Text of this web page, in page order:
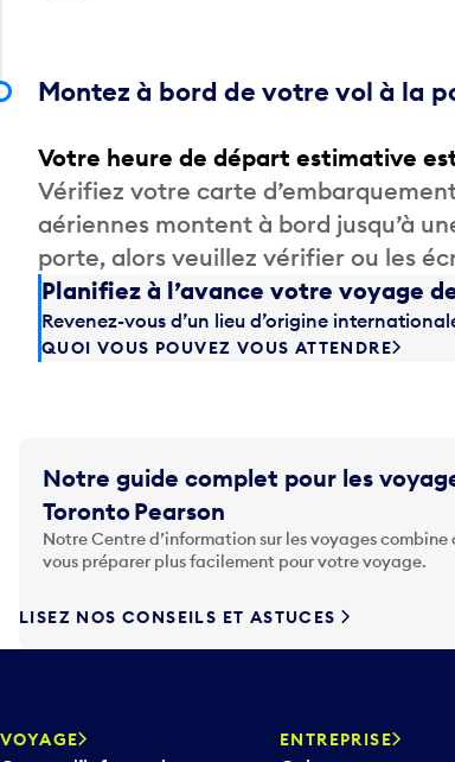
Montez à bord de votre vol à la
Votre heure de départ estimative
Vérifiez votre carte
aériennes montent à bord jusqu’à
porte, alors veuillez vérifier ou les
Planifiez à l’avance votre voyage
Revenez-vous d’un lieu d’origine
QUOI VOUS POUVEZ VOUS ATTENDRE
Notre guide complet pour les
Toronto Pearson
Notre Centre d’information sur les voyages
vous préparer plus facilement pour votre voyage.
LISEZ NOS CONSEILS ET ASTUCES
VOYAGE ENTREPRISE